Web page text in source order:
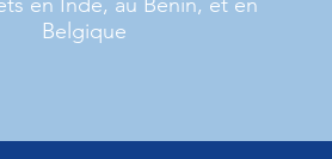
Belgique